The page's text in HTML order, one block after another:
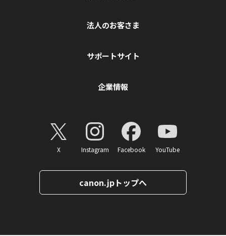
法人のお客さま
サポートサイト
企業情報
X Instagram Facebook YouTube
canon.jpトップへ